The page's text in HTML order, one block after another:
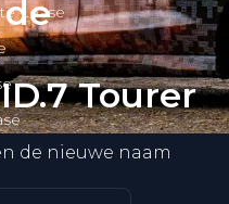
Lease
Tourer
de nieuwe naam